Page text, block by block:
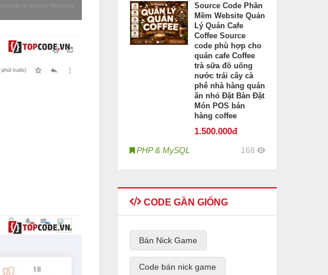
Source Code Phần
Mềm Website Quản
Lý Quán Cafe
Coffee Source
code phù hợp cho
quán cafe Coffee
trà sữa đồ uống
nước trái cây cà
phê nhà hàng quán
ăn nhỏ Đặt Bàn Đặt
Món POS bán
hàng coffee
1.500.000đ
PHP & MySQL 168
CODE GẦN GIỐNG
Bán Nick Game
Code bán nick game